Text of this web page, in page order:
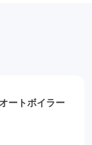
ートボイラー